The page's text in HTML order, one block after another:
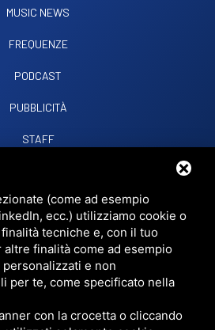
MUSIC NEWS
FREQUENZE
PODCAST
PUBBLICITÀ
STAFF
GIOVANNI XXIII, 39, 44021 CODIGORO FE
EROG. PUBBLICHE
SITO È PROTETTO DA GOOGLE RECAPTCHA
ETERMS OF SERVICEDI GOOGLE.
(come ad esempio
ecc.) utilizziamo cookie o
tecniche e, con il tuo
finalità come ad esempio
e non
per te, come specificato nella
con la crocetta o cliccando